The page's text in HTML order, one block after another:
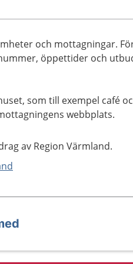
och mottagningar.
öppettider och
som till exempel café
webbplats.
av Region Värmland.